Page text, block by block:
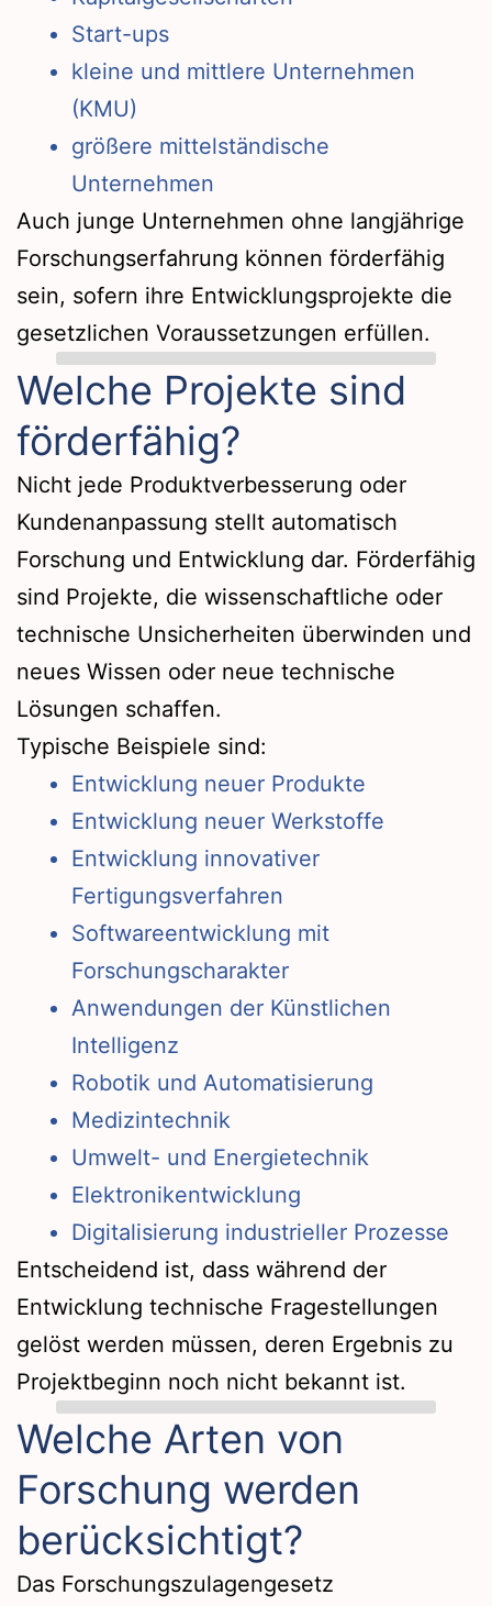
Start-ups
kleine und mittlere Unternehmen
(KMU)
größere mittelständische
Unternehmen
Auch junge Unternehmen ohne langjährige
Forschungserfahrung können förderfähig
sein, sofern ihre Entwicklungsprojekte die
gesetzlichen Voraussetzungen erfüllen.
Welche Projekte sind
förderfähig?
Nicht jede Produktverbesserung oder
Kundenanpassung stellt automatisch
Forschung und Entwicklung dar. Förderfähig
sind Projekte, die wissenschaftliche oder
technische Unsicherheiten überwinden und
neues Wissen oder neue technische
Lösungen schaffen.
Typische Beispiele sind:
Entwicklung neuer Produkte
Entwicklung neuer Werkstoffe
Entwicklung innovativer
Fertigungsverfahren
Softwareentwicklung mit
Forschungscharakter
Anwendungen der Künstlichen
Intelligenz
Robotik und Automatisierung
Medizintechnik
Umwelt- und Energietechnik
Elektronikentwicklung
Digitalisierung industrieller Prozesse
Entscheidend ist, dass während der
Entwicklung technische Fragestellungen
gelöst werden müssen, deren Ergebnis zu
Projektbeginn noch nicht bekannt ist.
Welche Arten von
Forschung werden
berücksichtigt?
Das Forschungszulagengesetz